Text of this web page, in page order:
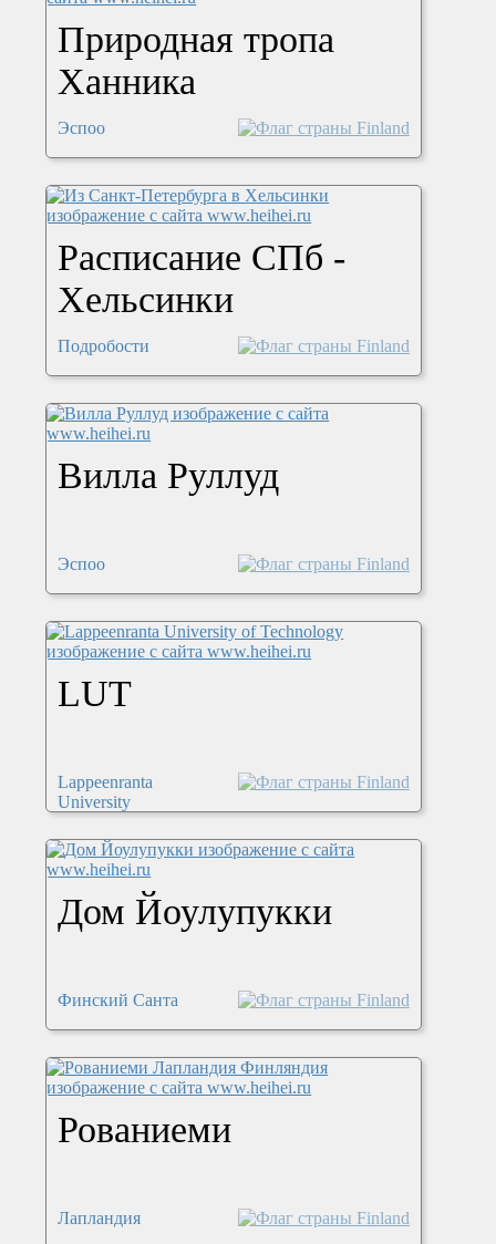
Природная тропа
Ханника
Эспоо
Расписание СПб -
Хельсинки
Подробости
Вилла Руллуд
Эспоо
LUT
Lappeenranta
University
Дом Йоулупукки
Финский Санта
Рованиеми
Лапландия